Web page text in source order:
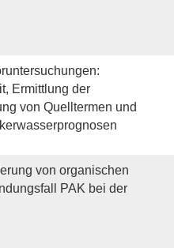
Ermittlung der
von Quelltermen und
von organischen
PAK bei der